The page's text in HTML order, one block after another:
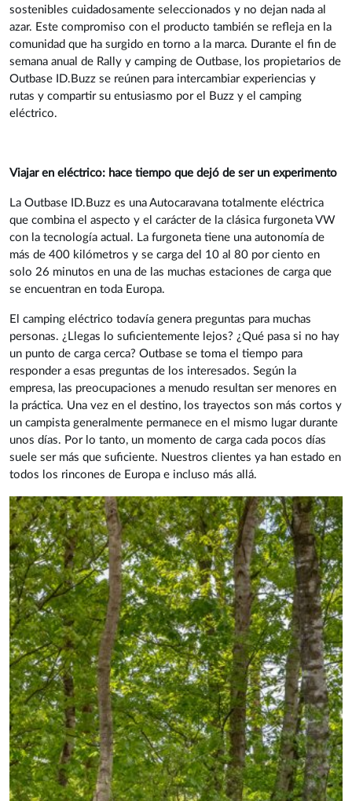
sostenibles cuidadosamente seleccionados y no dejan nada al
azar. Este compromiso con el producto también se refleja en la
comunidad que ha surgido en torno a la marca. Durante el fin de
semana anual de Rally y camping de Outbase, los propietarios de
Outbase ID.Buzz se reúnen para intercambiar experiencias y
rutas y compartir su entusiasmo por el Buzz y el camping
eléctrico.
Viajar en eléctrico: hace tiempo que dejó de ser un experimento
La Outbase ID.Buzz es una Autocaravana totalmente eléctrica
que combina el aspecto y el carácter de la clásica furgoneta VW
con la tecnología actual. La furgoneta tiene una autonomía de
más de 400 kilómetros y se carga del 10 al 80 por ciento en
solo 26 minutos en una de las muchas estaciones de carga que
se encuentran en toda Europa.
El camping eléctrico todavía genera preguntas para muchas
personas. ¿Llegas lo suficientemente lejos? ¿Qué pasa si no hay
un punto de carga cerca? Outbase se toma el tiempo para
responder a esas preguntas de los interesados. Según la
empresa, las preocupaciones a menudo resultan ser menores en
la práctica. Una vez en el destino, los trayectos son más cortos y
un campista generalmente permanece en el mismo lugar durante
unos días. Por lo tanto, un momento de carga cada pocos días
suele ser más que suficiente. Nuestros clientes ya han estado en
todos los rincones de Europa e incluso más allá.